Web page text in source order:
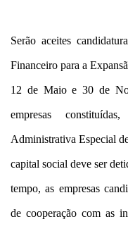
Serão aceites
Financeiro para a
12 de Maio e 30 de
empresas
Administrativa Especial
capital social deve ser
tempo, as empresas
de cooperação com as